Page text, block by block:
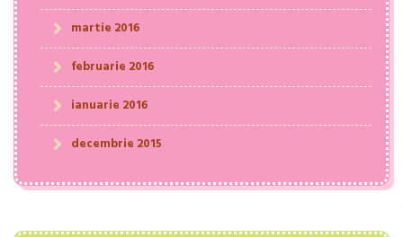
martie 2016
februarie 2016
ianuarie 2016
decembrie 2015